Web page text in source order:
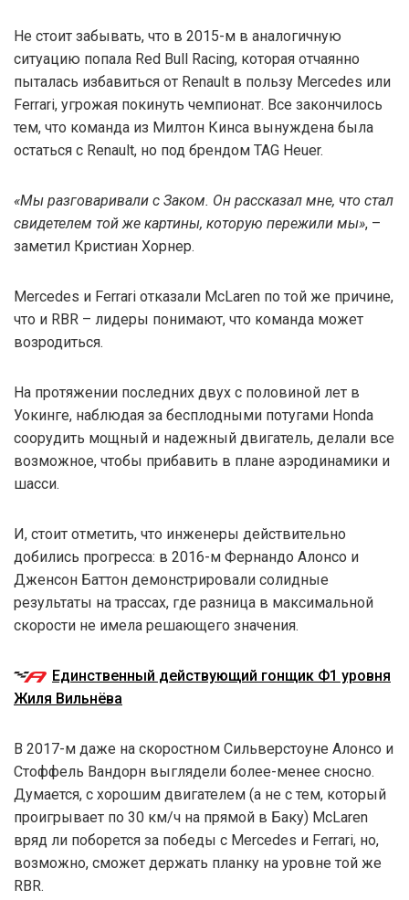
Не стоит забывать, что в 2015-м в аналогичную
ситуацию попала Red Bull Racing, которая отчаянно
пыталась избавиться от Renault в пользу Mercedes или
Ferrari, угрожая покинуть чемпионат. Все закончилось
тем, что команда из Милтон Кинса вынуждена была
остаться с Renault, но под брендом TAG Heuer.
«Мы разговаривали с Заком. Он рассказал мне, что стал
свидетелем той же картины, которую пережили мы», –
заметил Кристиан Хорнер.
Mercedes и Ferrari отказали McLaren по той же причине,
что и RBR – лидеры понимают, что команда может
возродиться.
На протяжении последних двух с половиной лет в
Уокинге, наблюдая за бесплодными потугами Honda
соорудить мощный и надежный двигатель, делали все
возможное, чтобы прибавить в плане аэродинамики и
шасси.
И, стоит отметить, что инженеры действительно
добились прогресса: в 2016-м Фернандо Алонсо и
Дженсон Баттон демонстрировали солидные
результаты на трассах, где разница в максимальной
скорости не имела решающего значения.
Единственный действующий гонщик Ф1 уровня
Жиля Вильнёва
В 2017-м даже на скоростном Сильверстоуне Алонсо и
Стоффель Вандорн выглядели более-менее сносно.
Думается, с хорошим двигателем (а не с тем, который
проигрывает по 30 км/ч на прямой в Баку) McLaren
вряд ли поборется за победы с Mercedes и Ferrari, но,
возможно, сможет держать планку на уровне той же
RBR.